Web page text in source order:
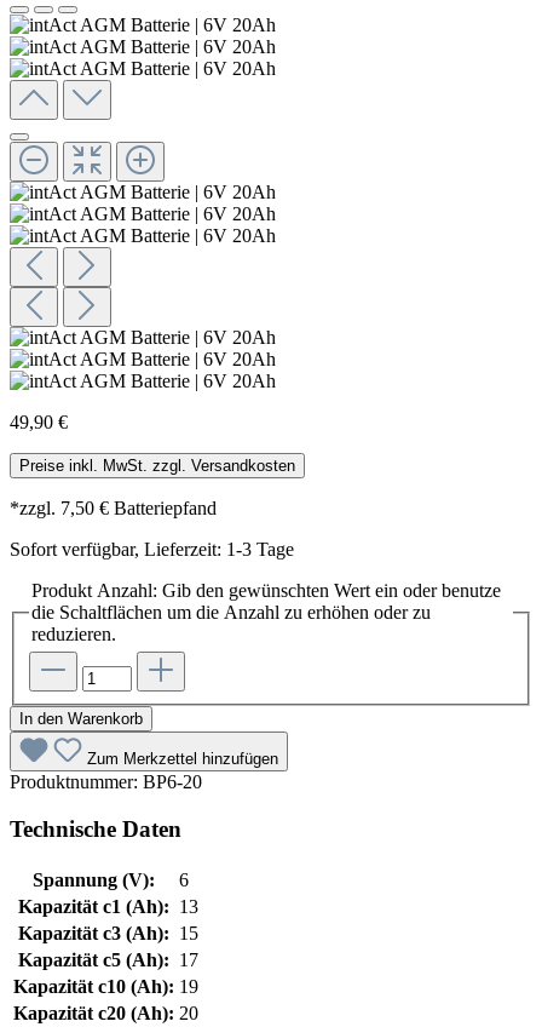
49,90 €
Preise inkl. MwSt. zzgl. Versandkosten
*zzgl. 7,50 € Batteriepfand
Sofort verfügbar, Lieferzeit: 1-3 Tage
Produkt Anzahl: Gib den gewünschten Wert ein oder benutze
die Schaltflächen um die Anzahl zu erhöhen oder zu
reduzieren.
In den Warenkorb
Zum Merkzettel hinzufügen
Produktnummer: BP6-20
Technische Daten
Spannung (V):
6
Kapazität c1 (Ah): 13
Kapazität c3 (Ah): 15
Kapazität c5 (Ah): 17
Kapazität c10 (Ah): 19
Kapazität c20 (Ah): 20